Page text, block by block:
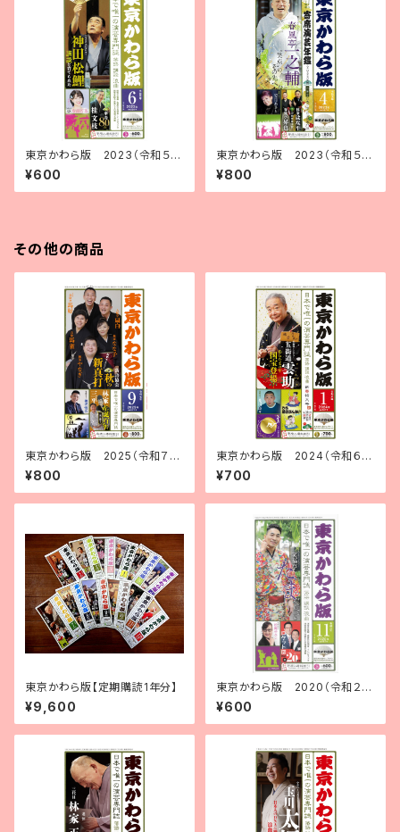
東京かわら版 2023（令和５）
年６月号
¥600
東京かわら版 2023（令和５）
年４月号 寄席演芸年鑑2023年
版 合併号
¥800
その他の商品
東京かわら版 2025（令和７）
年９月号
¥800
東京かわら版 2024（令和６）
年１月号
¥700
東京かわら版【定期購読1年分】
¥9,600
東京かわら版 2020（令和２）
年11月号
¥600